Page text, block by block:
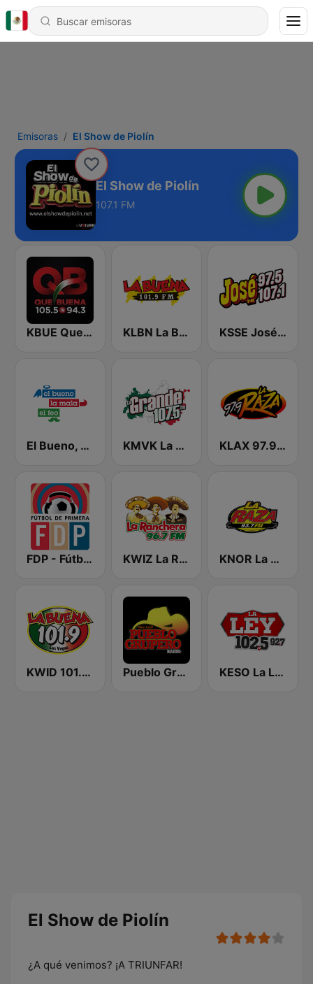
Emisoras El Show de Piolín
El Show de Piolín
107.1 FM
KBUE Que Buena 105.5 / 94.3 FM (US Only) KLBN La Buena 101.9 FM KSSE José 97.5 y 107.1
El Bueno, La Mala y El Feo KMVK La Grande 107.5 FM KLAX 97.9 La Raza FM
FDP - Fútbol de Primera KWIZ La Ranchera 96.7 FM (US Only) KNOR La Raza 93.7 (US Only)
KWID 101.9 La Buena Pueblo Grupero Radio KESO La Ley 102.5 and 92.7 FM
El Show de Piolín
¿A qué venimos? ¡A TRIUNFAR!